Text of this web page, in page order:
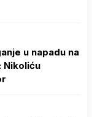
u napadu na
Nikoliću